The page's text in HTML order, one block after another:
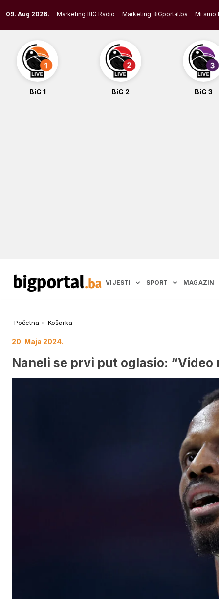
to
content
09. Aug 2026. Marketing BIG Radio Marketing BiGportal.ba Mi smo
BiG 1 BiG 2 BiG 3
VIJESTI SPORT MAGAZIN
Početna » Košarka
20. Maja 2024.
Naneli se prvi put oglasio: “Video